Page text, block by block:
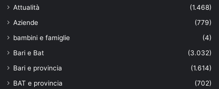
Attualità
(1.468)
Aziende
(779)
bambini e famiglie
(4)
Bari e Bat
(3.032)
Bari e provincia
(1.614)
BAT e provincia
(702)